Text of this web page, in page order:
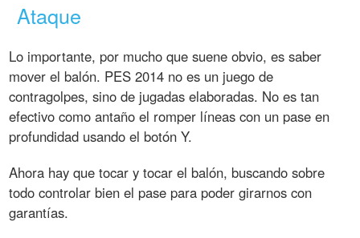
Ataque
Lo importante, por mucho que suene obvio, es saber
mover el balón. PES 2014 no es un juego de
contragolpes, sino de jugadas elaboradas. No es tan
efectivo como antaño el romper líneas con un pase en
profundidad usando el botón Y.
Ahora hay que tocar y tocar el balón, buscando sobre
todo controlar bien el pase para poder girarnos con
garantías.